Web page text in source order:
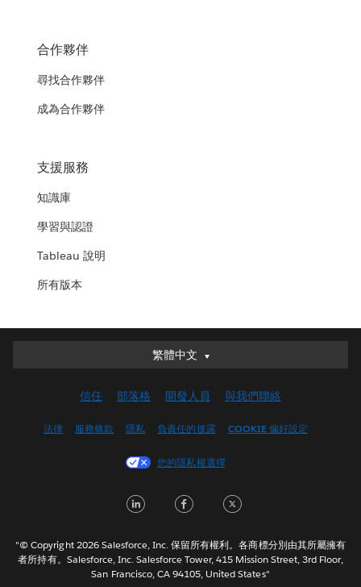
合作夥伴
尋找合作夥伴
成為合作夥伴
支援服務
知識庫
學習與認證
Tableau 說明
所有版本
繁體中文
繁體中文
English (UK)
Français (Canada)
Italiano
한국어
Nederlands
信任 部落格 開發人員 與我們聯絡
法律 服務條款 隱私 負責任的披露 COOKIE 偏好設定
您的隱私權選擇
LinkedInFacebook
"© Copyright 2026 Salesforce, Inc. 保留所有權利。各商標分別由其所屬擁有
者所持有。Salesforce, Inc. Salesforce Tower, 415 Mission Street, 3rd Floor,
San Francisco, CA 94105, United States"